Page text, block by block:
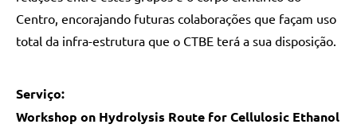
Centro, encorajando futuras colaborações que façam uso
total da infra-estrutura que o CTBE terá a sua disposição.
Serviço:
Workshop on Hydrolysis Route for Cellulosic Ethanol